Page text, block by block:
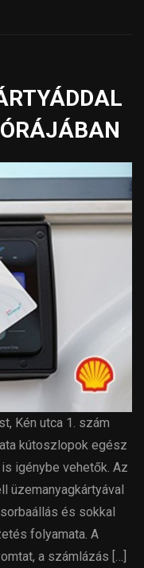
Kén utca 1. szám
kútoszlopok egész
igénybe vehetők. Az
üzemanyagkártyával
és sokkal
folyamata. A
a számlázás […]